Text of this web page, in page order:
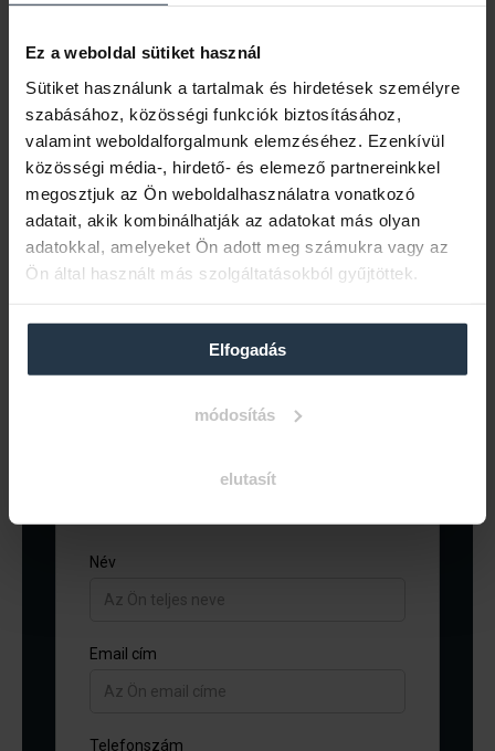
Ez a weboldal sütiket használ
Sütiket használunk a tartalmak és hirdetések személyre
szabásához, közösségi funkciók biztosításához,
valamint weboldalforgalmunk elemzéséhez. Ezenkívül
közösségi média-, hirdető- és elemező partnereinkkel
megosztjuk az Ön weboldalhasználatra vonatkozó
adatait, akik kombinálhatják az adatokat más olyan
adatokkal, amelyeket Ön adott meg számukra vagy az
Ön által használt más szolgáltatásokból gyűjtöttek.
Elfogadás
módosítás
elutasít
kezelést választhatod!
Az imént felsorolt három pontból
megismerhetted, hogy miért más a Dentys
fogászat, de hosszú még a lista. Nem
beszéltünk a csúcstechnológiával felszerelt
fogászati rendelőinkről, képzett
szakorvosainkról, barátságos környezetről és
még sorolhatnánk. Olvass rólunk többet,
kattints következő blogbejegyzésünkre .
Kapcsolatfelvételhez kérjük töltse ki
minket elérhetőségeinken.